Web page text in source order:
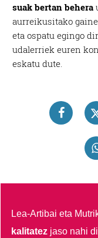
suak bertan behera
aurreikusitako
eta ospatu egingo
udalerriek euren
eskatu dute.
Lea-Artibai eta
kalitatez jaso nahi